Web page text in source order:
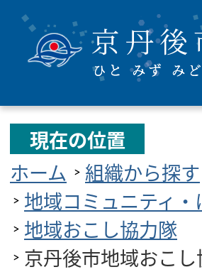
現在の位置
ホーム
組織から探す
地域コミュニティ
地域おこし協力隊
京丹後市地域おこ